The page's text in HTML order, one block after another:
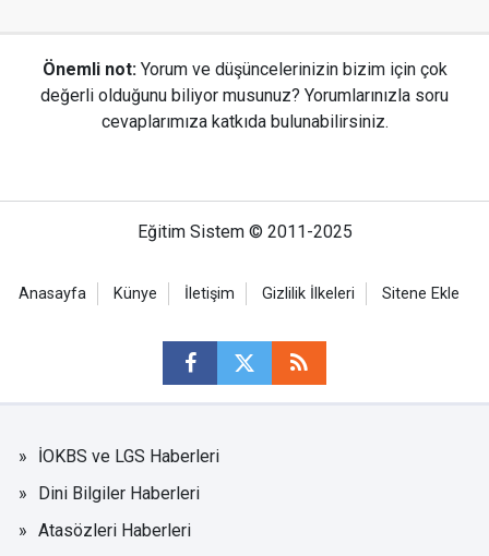
Önemli not: Yorum ve düşüncelerinizin bizim için çok
değerli olduğunu biliyor musunuz? Yorumlarınızla soru
cevaplarımıza katkıda bulunabilirsiniz.
Eğitim Sistem © 2011-2025
Anasayfa Künye İletişim Gizlilik İlkeleri Sitene Ekle
İOKBS ve LGS Haberleri
Dini Bilgiler Haberleri
Atasözleri Haberleri